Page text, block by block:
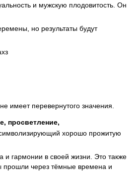
и мужскую плодовитость. Он
но результаты будут
имеет перевернутого значения.
просветление,
хорошо прожитую
и гармонии в своей жизни. Это также
прошли через тёмные времена и